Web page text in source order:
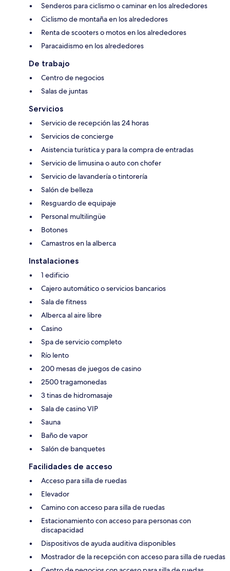
Senderos para ciclismo o caminar en los alrededores
Ciclismo de montaña en los alrededores
Renta de scooters o motos en los alrededores
Paracaidismo en los alrededores
De trabajo
Centro de negocios
Salas de juntas
Servicios
Servicio de recepción las 24 horas
Servicios de concierge
Asistencia turística y para la compra de entradas
Servicio de limusina o auto con chofer
Servicio de lavandería o tintorería
Salón de belleza
Resguardo de equipaje
Personal multilingüe
Botones
Camastros en la alberca
Instalaciones
1 edificio
Cajero automático o servicios bancarios
Sala de fitness
Alberca al aire libre
Casino
Spa de servicio completo
Río lento
200 mesas de juegos de casino
2500 tragamonedas
3 tinas de hidromasaje
Sala de casino VIP
Sauna
Baño de vapor
Salón de banquetes
Facilidades de acceso
Acceso para silla de ruedas
Elevador
Camino con acceso para silla de ruedas
Estacionamiento con acceso para personas con
discapacidad
Dispositivos de ayuda auditiva disponibles
Mostrador de la recepción con acceso para silla de ruedas